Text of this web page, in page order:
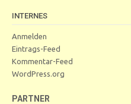
INTERNES
Anmelden
Eintrags-Feed
Kommentar-Feed
WordPress.org
PARTNER